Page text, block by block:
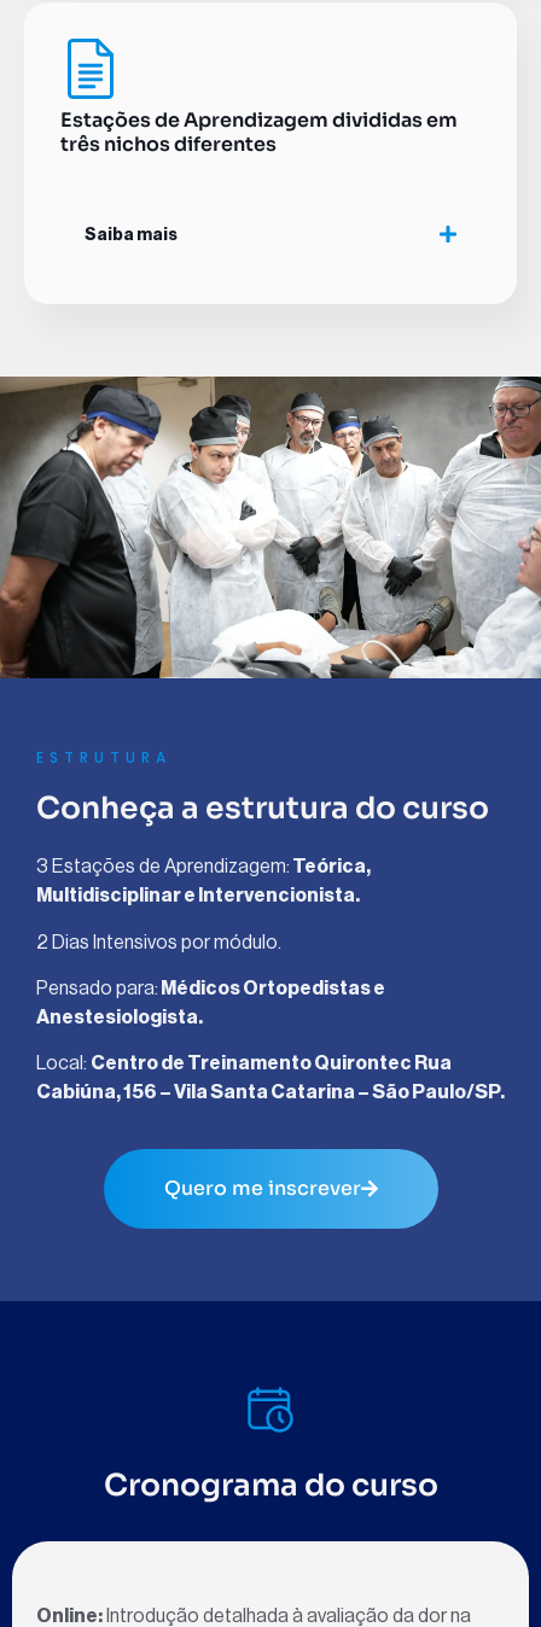
Estações de Aprendizagem divididas em
três nichos diferentes
Saiba mais
ESTRUTURA
Conheça a estrutura do curso
3 Estações de Aprendizagem: Teórica,
Multidisciplinar e Intervencionista.
2 Dias Intensivos por módulo.
Pensado para: Médicos Ortopedistas e
Anestesiologista.
Local: Centro de Treinamento Quirontec Rua
Cabiúna, 156 – Vila Santa Catarina – São Paulo/SP.
Quero me inscrever
Cronograma do curso
Online: Introdução detalhada à avaliação da dor na